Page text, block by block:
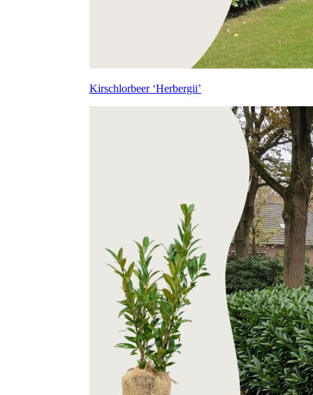
Kirschlorbeer ‘Herbergii’